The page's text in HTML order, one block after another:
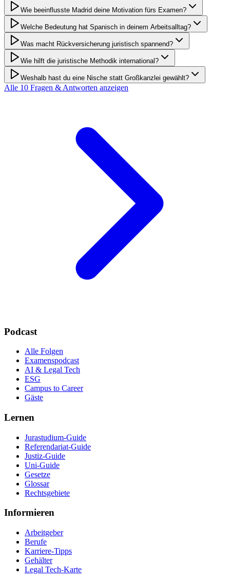
Wie beeinflusste Madrid deine Motivation fürs Examen?
Welche Bedeutung hat Spanisch in deinem Arbeitsalltag?
Was macht Rückversicherung juristisch spannend?
Wie hilft die juristische Methodik international?
Weshalb hast du eine Nische statt Großkanzlei gewählt?
Alle 10 Fragen & Antworten anzeigen
Podcast
Alle Folgen
Examenspodcast
AI & Legal Tech
ESG
Campus to Career
Gäste
Lernen
Jurastudium-Guide
Referendariat-Guide
Justiz-Guide
Uni-Guide
Gesetze
Glossar
Rechtsgebiete
Informieren
Arbeitgeber
Berufe
Karriere-Tipps
Gehälter
Legal Tech-Karte